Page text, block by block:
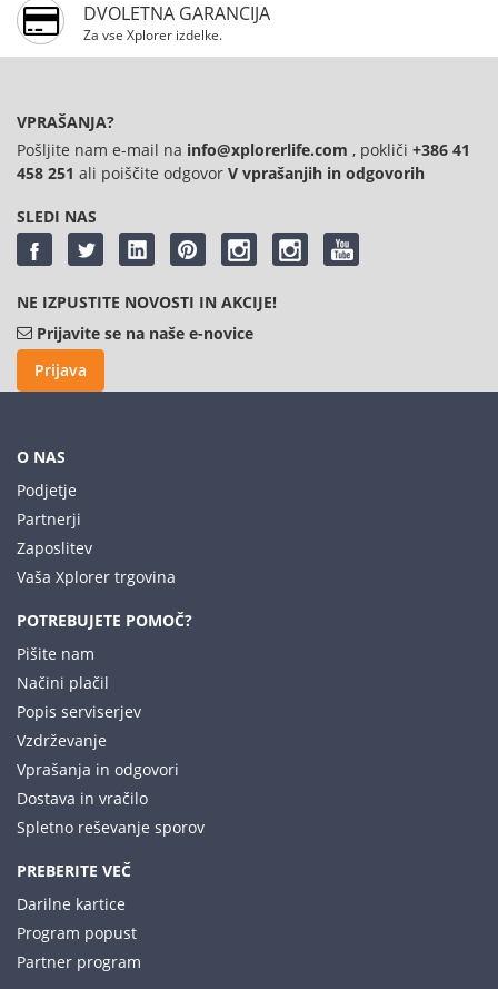
DVOLETNA GARANCIJA
Za vse Xplorer izdelke.
VPRAŠANJA?
Pošljite nam e-mail na info@xplorerlife.com , pokliči +386 41
458 251 ali poiščite odgovor V vprašanjih in odgovorih
SLEDI NAS
NE IZPUSTITE NOVOSTI IN AKCIJE!
Prijavite se na naše e-novice
Prijava
O NAS
Podjetje
Partnerji
Zaposlitev
Vaša Xplorer trgovina
POTREBUJETE POMOČ?
Pišite nam
Načini plačil
Popis serviserjev
Vzdrževanje
Vprašanja in odgovori
Dostava in vračilo
Spletno reševanje sporov
PREBERITE VEČ
Darilne kartice
Program popust
Partner program